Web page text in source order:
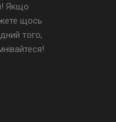
Якщо
щось
того,